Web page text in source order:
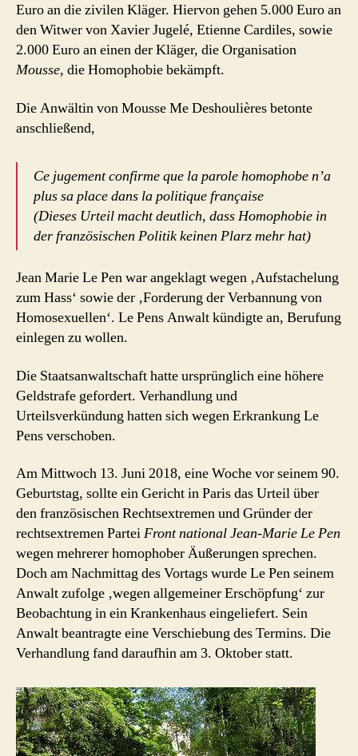
Euro an die zivilen Kläger. Hiervon gehen 5.000 Euro an
den Witwer von Xavier Jugelé, Etienne Cardiles, sowie
2.000 Euro an einen der Kläger, die Organisation
Mousse, die Homophobie bekämpft.
Die Anwältin von Mousse Me Deshoulières betonte
anschließend,
Ce jugement confirme que la parole homophobe n’a
plus sa place dans la politique française
(Dieses Urteil macht deutlich, dass Homophobie in
der französischen Politik keinen Plarz mehr hat)
Jean Marie Le Pen war angeklagt wegen ‚Aufstachelung
zum Hass‘ sowie der ‚Forderung der Verbannung von
Homosexuellen‘. Le Pens Anwalt kündigte an, Berufung
einlegen zu wollen.
Die Staatsanwaltschaft hatte ursprünglich eine höhere
Geldstrafe gefordert. Verhandlung und
Urteilsverkündung hatten sich wegen Erkrankung Le
Pens verschoben.
Am Mittwoch 13. Juni 2018, eine Woche vor seinem 90.
Geburtstag, sollte ein Gericht in Paris das Urteil über
den französischen Rechtsextremen und Gründer der
rechtsextremen ParteiFront nationalJean-Marie Le Pen
wegen mehrerer homophober Äußerungen sprechen.
Doch am Nachmittag des Vortags wurde Le Pen seinem
Anwalt zufolge ‚wegen allgemeiner Erschöpfung‘ zur
Beobachtung in ein Krankenhaus eingeliefert. Sein
Anwalt beantragte eine Verschiebung des Termins. Die
Verhandlung fand daraufhin am 3. Oktober statt.